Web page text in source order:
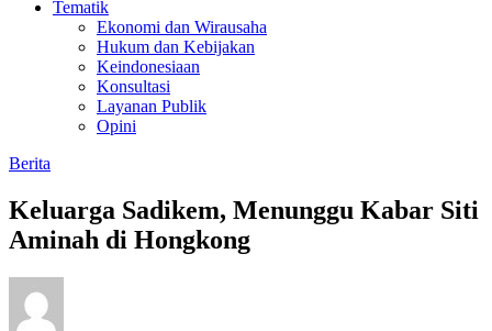
Tematik
Ekonomi dan Wirausaha
Hukum dan Kebijakan
Keindonesiaan
Konsultasi
Layanan Publik
Opini
Berita
Keluarga Sadikem, Menunggu Kabar Siti
Aminah di Hongkong